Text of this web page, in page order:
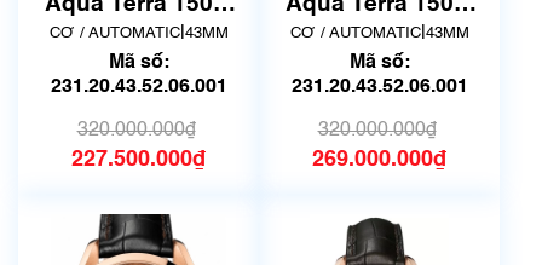
Aqua Terra 150M
43mm
231.20.43.52.06.001
| Hàng mới
CƠ / AUTOMATIC| 43MM
Mã số:
231.20.43.52.06.001
320.000.000₫
227.500.000₫
Aqua Terra 150M
43mm
231.20.43.52.06.001
| New Fullbox
CƠ / AUTOMATIC| 43MM
Mã số:
231.20.43.52.06.001
320.000.000₫
269.000.000₫